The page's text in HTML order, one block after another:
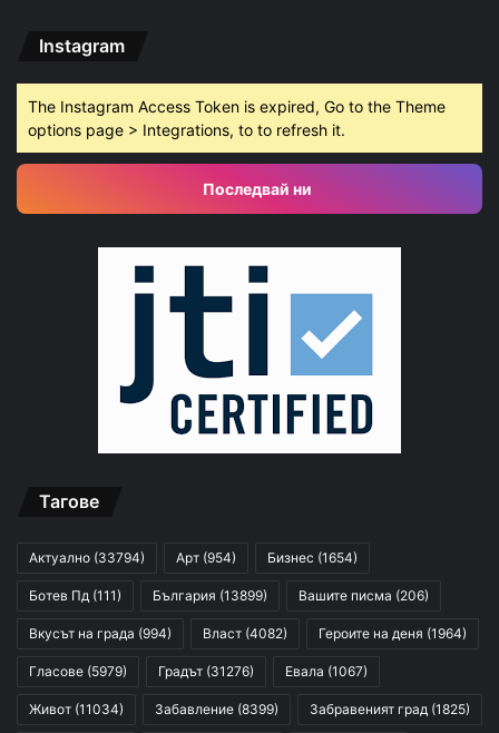
Instagram
The Instagram Access Token is expired, Go to the Theme
options page > Integrations, to to refresh it.
Последвай ни
Тагове
Актуално (33794) Арт (954) Бизнес (1654)
Ботев Пд (111) България (13899) Вашите писма (206)
Вкусът на града (994) Власт (4082) Героите на деня (1964)
Гласове (5979) Градът (31276) Евала (1067)
Живот (11034) Забавление (8399) Забравеният град (1825)